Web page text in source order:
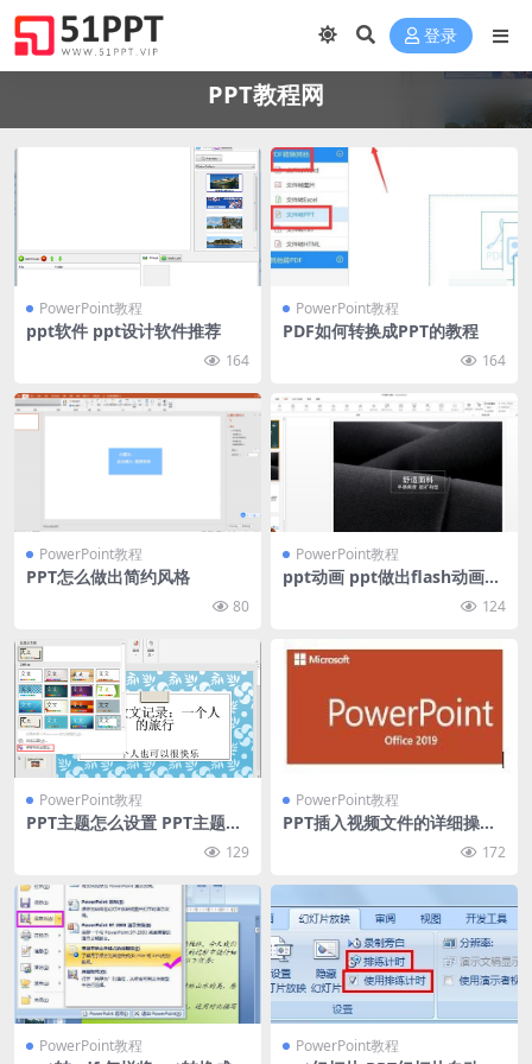
登录
PPT教程网
PowerPoint教程
ppt软件 ppt设计软件推荐
164
PowerPoint教程
PDF如何转换成PPT的教程
164
PowerPoint教程
PPT怎么做出简约风格
80
PowerPoint教程
ppt动画 ppt做出flash动画效
124
PowerPoint教程
PPT主题怎么设置 PPT主题设
129
PowerPoint教程
PPT插入视频文件的详细操作
172
PowerPoint教程 PowerPoint教程